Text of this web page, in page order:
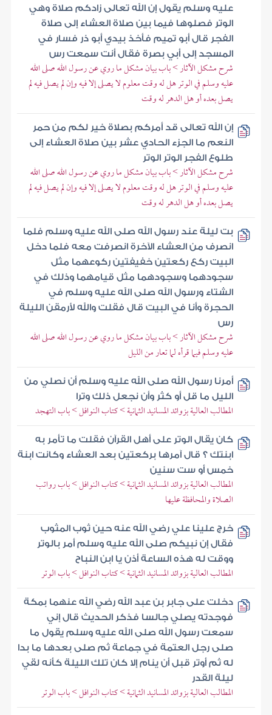
عليه وسلم يقول إن الله تعالى زادكم صلاة وهي
الوتر فصلوها فيما بين صلاة العشاء إلى صلاة
الفجر قال أبو تميم فأخذ بيدي أبو ذر فسار في
المسجد إلى أبي بصرة فقال أنت سمعت رس
شرح مشكل الآثار > باب بيان مشكل ما روي عن رسول الله صلى الله
عليه وسلم في الوتر هل له وقت معلوم لا يصلى إلا فيه وإن لم يصل فيه لم
يصل بعده أو هل الدهر له وقت
إن الله تعالى قد أمركم بصلاة خير لكم من حمر
النعم ما الجزء الحادي عشر بين صلاة العشاء إلى
طلوع الفجر الوتر الوتر
شرح مشكل الآثار > باب بيان مشكل ما روي عن رسول الله صلى الله
عليه وسلم في الوتر هل له وقت معلوم لا يصلى إلا فيه وإن لم يصل فيه لم
يصل بعده أو هل الدهر له وقت
بت ليلة عند رسول الله صلى الله عليه وسلم فلما
انصرف من العشاء الآخرة انصرفت معه فلما دخل
البيت ركع ركعتين خفيفتين ركوعهما مثل
سجودهما وسجودهما مثل قيامهما وذلك في
الشتاء ورسول الله صلى الله عليه وسلم في
الحجرة وأنا في البيت قال فقلت والله لأرمقن الليلة
رس
شرح مشكل الآثار > باب بيان مشكل ما روي عن رسول الله صلى الله
عليه وسلم فيما قرأه لما تعار من الليل
أمرنا رسول الله صلى الله عليه وسلم أن نصلي من
الليل ما قل أو كثر وأن نجعل ذلك وترا
المطالب العالية بزوائد المسانيد الثمانية > كتاب النوافل > باب التهجد
كان يقال الوتر على أهل القرآن فقلت ما تأمر به
ابنتك ؟ قال آمرها بركعتين بعد العشاء وكانت ابنة
خمس أو ست سنين
المطالب العالية بزوائد المسانيد الثمانية > كتاب النوافل > باب رواتب
الصلاة والمحافظة عليها
خرج علينا علي رضي الله عنه حين ثوب المثوب
فقال إن نبيكم صلى الله عليه وسلم أمر بالوتر
ووقت له هذه الساعة أذن يا ابن النباح
المطالب العالية بزوائد المسانيد الثمانية > كتاب النوافل > باب الوتر
دخلت على جابر بن عبد الله رضي الله عنهما بمكة
فوجدته يصلي جالسا فذكر الحديث قال إني
سمعت رسول الله صلى الله عليه وسلم يقول ما
صلى رجل العتمة في جماعة ثم صلى بعدها ما بدا
له ثم أوتر قبل أن ينام إلا كان تلك الليلة كأنه لقي
ليلة القدر
المطالب العالية بزوائد المسانيد الثمانية > كتاب النوافل > باب الوتر